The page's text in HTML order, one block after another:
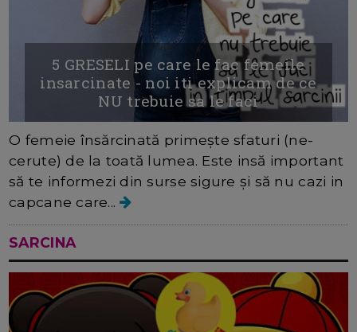
5 GRESELI pe care le fac femeile
insarcinate - noi iti explicam de ce
NU trebuie sa le faci
O femeie însărcinată primește sfaturi (ne-
cerute) de la toată lumea. Este insă important
să te informezi din surse sigure și să nu cazi in
capcane care...
SARCINA